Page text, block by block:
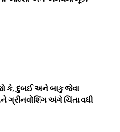
કે, દુબઈ અને બાકુ જેવા
ગ્રીનવોશિંગ અંગે ચિંતા વધી